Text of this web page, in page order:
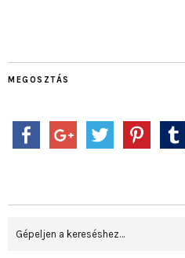
MEGOSZTÁS